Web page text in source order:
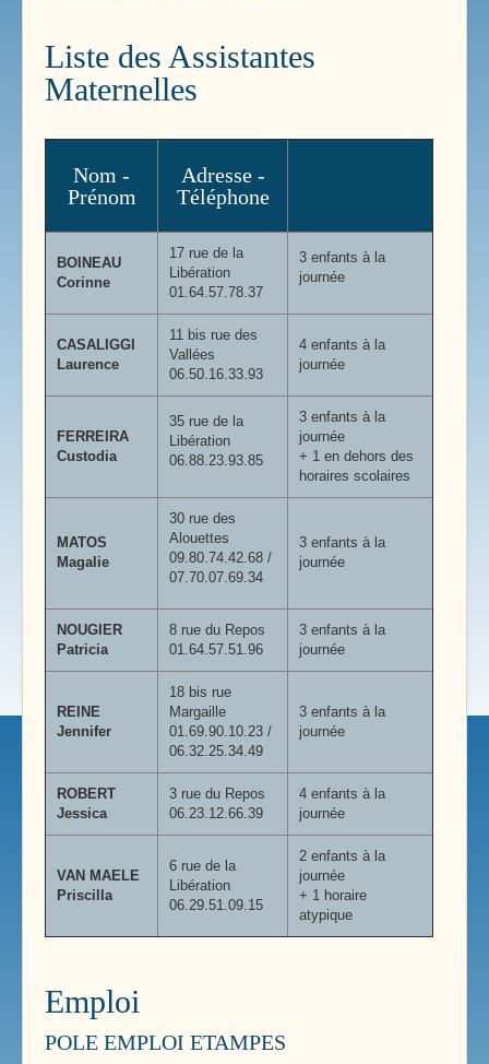
Liste des Assistantes
Maternelles
Nom -
Prénom
Adresse -
Téléphone
BOINEAU
Corinne
17 rue de la
Libération
01.64.57.78.37
3 enfants à la
journée
CASALIGGI
Laurence
11 bis rue des
Vallées
06.50.16.33.93
4 enfants à la
journée
FERREIRA
Custodia
35 rue de la
Libération
06.88.23.93.85
3 enfants à la
journée
+ 1 en dehors des
horaires scolaires
MATOS
Magalie
30 rue des
Alouettes
09.80.74.42.68 /
07.70.07.69.34
3 enfants à la
journée
NOUGIER
Patricia
8 rue du Repos
01.64.57.51.96
3 enfants à la
journée
REINE
Jennifer
18 bis rue
Margaille
01.69.90.10.23 /
06.32.25.34.49
3 enfants à la
journée
ROBERT
Jessica
3 rue du Repos
06.23.12.66.39
4 enfants à la
journée
VAN MAELE
Priscilla
6 rue de la
Libération
06.29.51.09.15
2 enfants à la
journée
+ 1 horaire
atypique
Emploi
POLE EMPLOI ETAMPES